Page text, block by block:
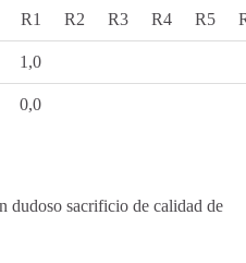
R1 R2 R3 R4 R5
1,0
0,0
dudoso sacrificio de calidad de